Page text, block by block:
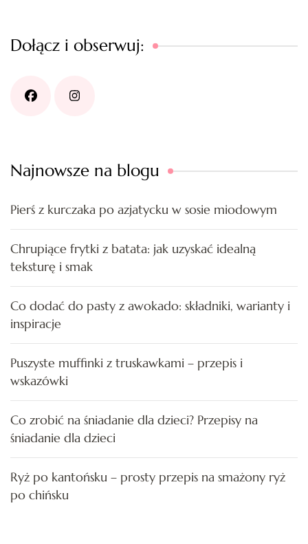
Dołącz i obserwuj:
Najnowsze na blogu
Pierś z kurczaka po azjatycku w sosie miodowym
Chrupiące frytki z batata: jak uzyskać idealną
teksturę i smak
Co dodać do pasty z awokado: składniki, warianty i
inspiracje
Puszyste muffinki z truskawkami – przepis i
wskazówki
Co zrobić na śniadanie dla dzieci? Przepisy na
śniadanie dla dzieci
Ryż po kantońsku – prosty przepis na smażony ryż
po chińsku